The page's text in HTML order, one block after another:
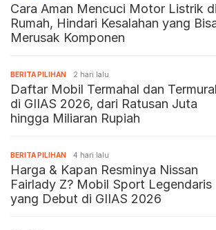
Cara Aman Mencuci Motor Listrik di
Rumah, Hindari Kesalahan yang
Merusak Komponen
BERITA PILIHAN 2 hari lalu
Daftar Mobil Termahal dan
di GIIAS 2026, dari Ratusan Juta
hingga Miliaran Rupiah
BERITA PILIHAN 4 hari lalu
Harga & Kapan Resminya Nissan
Fairlady Z? Mobil Sport Legendaris
yang Debut di GIIAS 2026